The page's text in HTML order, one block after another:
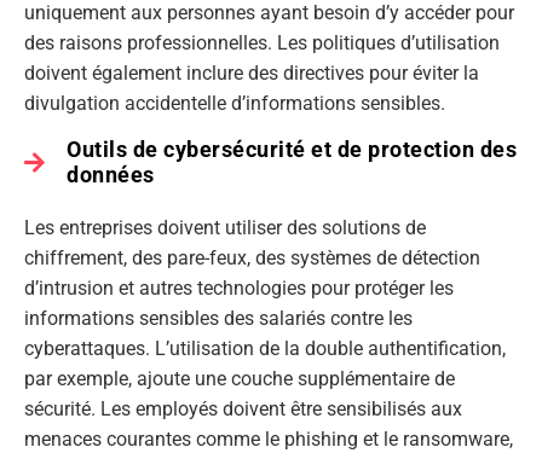
uniquement aux personnes ayant besoin d’y accéder pour
des raisons professionnelles. Les politiques d’utilisation
doivent également inclure des directives pour éviter la
divulgation accidentelle d’informations sensibles.
Outils de cybersécurité et de protection des
données
Les entreprises doivent utiliser des solutions de
chiffrement, des pare-feux, des systèmes de détection
d’intrusion et autres technologies pour protéger les
informations sensibles des salariés contre les
cyberattaques. L’utilisation de la double authentification,
par exemple, ajoute une couche supplémentaire de
sécurité. Les employés doivent être sensibilisés aux
menaces courantes comme le phishing et le ransomware,